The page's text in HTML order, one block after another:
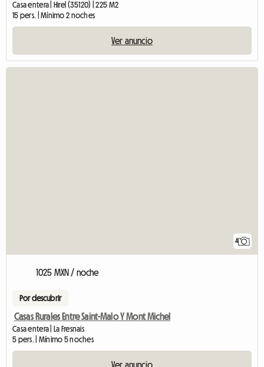
Casa entera | Hirel (35120) | 225 M2
15 pers. | Mínimo 2 noches
Ver anuncio
4
1025 MXN / noche
Por descubrir
Casas Rurales Entre Saint-Malo Y Mont Michel
Casa entera | La Fresnais
5 pers. | Mínimo 5 noches
Ver anuncio